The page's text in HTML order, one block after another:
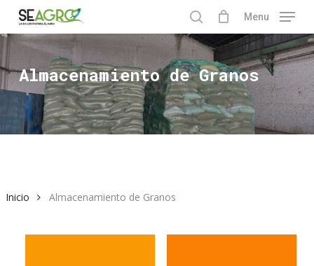
main
content
search
Menu
Almacenamiento de Granos
Inicio Almacenamiento de Granos
Close
Menu